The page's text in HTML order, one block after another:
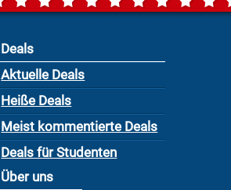
Deals
Aktuelle Deals
Heiße Deals
Meist kommentierte Deals
Deals für Studenten
Über uns